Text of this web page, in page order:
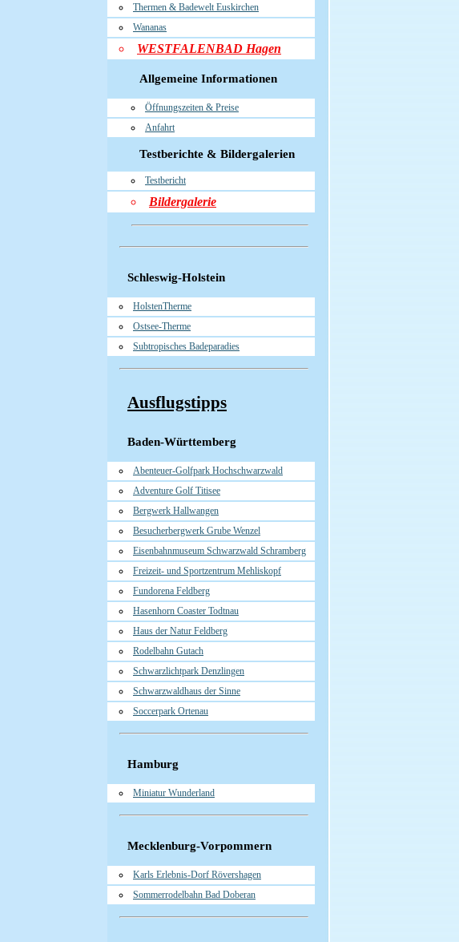
Thermen & Badewelt Euskirchen
Wananas
WESTFALENBAD Hagen
Allgemeine Informationen
Öffnungszeiten & Preise
Anfahrt
Testberichte & Bildergalerien
Testbericht
Bildergalerie
Schleswig-Holstein
HolstenTherme
Ostsee-Therme
Subtropisches Badeparadies
Ausflugstipps
Baden-Württemberg
Abenteuer-Golfpark Hochschwarzwald
Adventure Golf Titisee
Bergwerk Hallwangen
Besucherbergwerk Grube Wenzel
Eisenbahnmuseum Schwarzwald Schramberg
Freizeit- und Sportzentrum Mehliskopf
Fundorena Feldberg
Hasenhorn Coaster Todtnau
Haus der Natur Feldberg
Rodelbahn Gutach
Schwarzlichtpark Denzlingen
Schwarzwaldhaus der Sinne
Soccerpark Ortenau
Hamburg
Miniatur Wunderland
Mecklenburg-Vorpommern
Karls Erlebnis-Dorf Rövershagen
Sommerrodelbahn Bad Doberan